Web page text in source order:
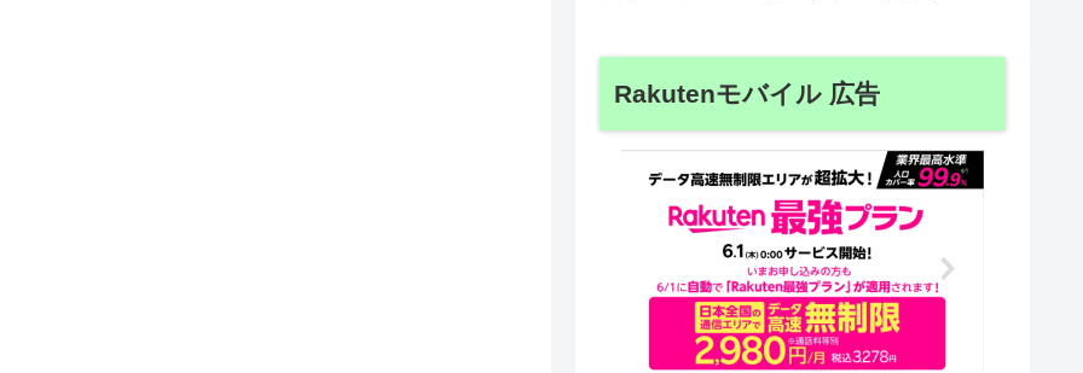
Rakutenモバイル 広告